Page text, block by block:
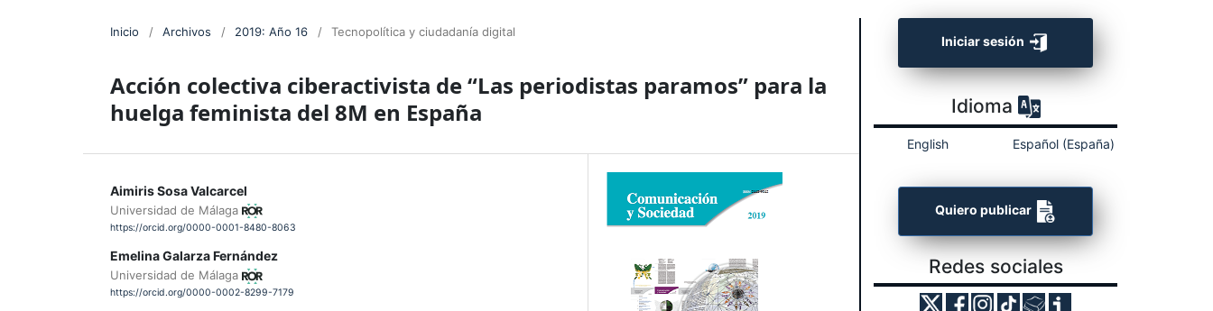
Inicio / Archivos / 2019: Año 16 / Tecnopolítica y ciudadanía digital
Acción colectiva ciberactivista de “Las periodistas paramos” para la
huelga feminista del 8M en España
Aimiris Sosa Valcarcel
Universidad de Málaga
https://orcid.org/0000-0001-8480-8063
Emelina Galarza Fernández
Universidad de Málaga
https://orcid.org/0000-0002-8299-7179
Iniciar sesión
Idioma
English Español (España)
Quiero publicar
Redes sociales